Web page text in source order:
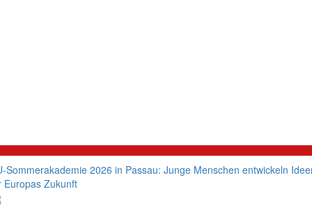
Sommerakademie 2026 in Passau: Junge Menschen entwickeln
Europas Zukunft